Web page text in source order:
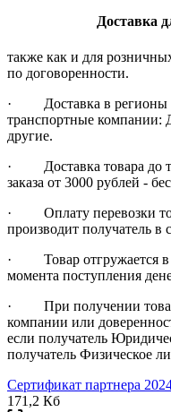
Доставка
также как и для
по договоренности.
· Доставка в регионы
транспортные
другие.
· Доставка товара до
заказа от 3000 рублей -
· Оплату перевозки
производит получатель в
· Товар отгружается в
момента поступления
· При получении
компании или
если получатель
получатель Физическое
Сертификат партнера
171,2 Кб